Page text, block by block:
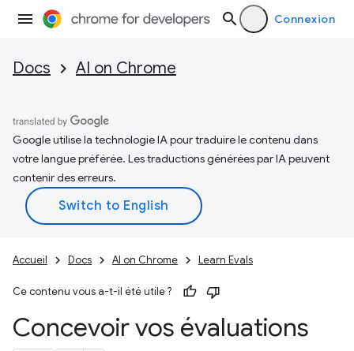
Connexion
Docs AI on Chrome
Google utilise la technologie IA pour traduire le contenu dans
votre langue préférée. Les traductions générées par IA peuvent
contenir des erreurs.
Accueil Docs AI on Chrome Learn Evals
Ce contenu vous a-t-il été utile ?
Concevoir vos évaluations